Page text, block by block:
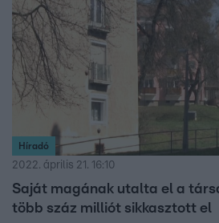
Híradó
2022. április 21. 16:10
Saját magának utalta el a
több száz milliót sikkasztott el